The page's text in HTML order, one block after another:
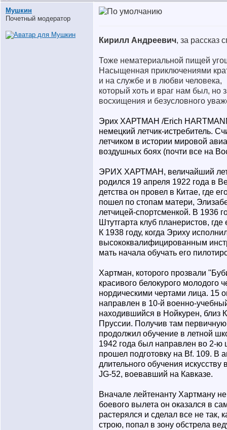
Мушкин
Почетный модератор
Кирилл Андреевич, за рассказ
Тоже нематериальной пищей
Насыщенная приключениями
и на службе и в любви человека,
который хоть и враг нам был, но
восхищения и безусловного
Эрих ХАРТМАН /Erich
немецкий летчик-истребитель.
летчиком в истории мировой
воздушных боях (почти все на
ЭРИХ ХАРТМАН, величайший
родился 19 апреля 1922 года в
детства он провел в Китае, где
пошел по стопам матери,
летчицей-спортсменкой. В 1936
Штутгарта клуб планеристов,
К 1938 году, когда Эриху
высококвалифицированным
мать начала обучать его
Хартман, которого прозвали
красивого белокурого
нордическими чертами лица. 15
направлен в 10-й военно-
находившийся в Нойкурен, близ
Пруссии. Получив там
продолжил обучение в летной
1942 года был направлен во 2-ю
прошел подготовку на Bf. 109. В
длительного обучения
JG-52, воевавший на Кавказе.
Вначале лейтенанту Хартману
боевого вылета он оказался в
растерялся и сделал все не так,
строю, попал в зону обстрела